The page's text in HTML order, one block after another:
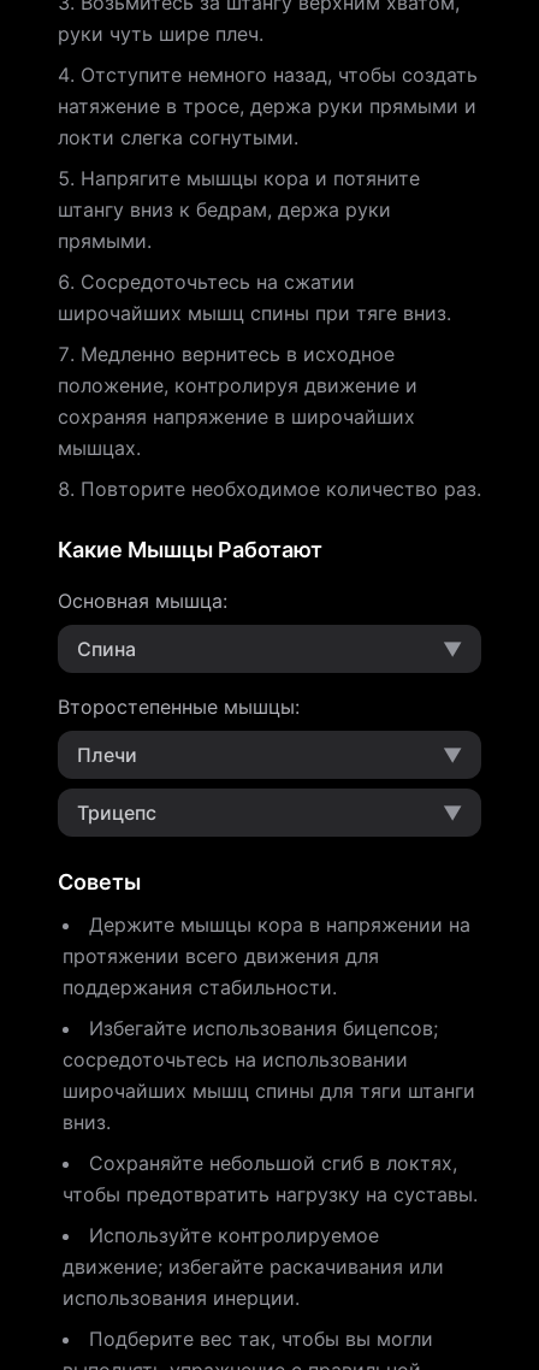
руки чуть шире плеч.
Отступите немного назад, чтобы создать
натяжение в тросе, держа руки прямыми и
локти слегка согнутыми.
Напрягите мышцы кора и потяните
штангу вниз к бедрам, держа руки
прямыми.
Сосредоточьтесь на сжатии
широчайших мышц спины при тяге вниз.
Медленно вернитесь в исходное
положение, контролируя движение и
сохраняя напряжение в широчайших
мышцах.
Повторите необходимое количество раз.
Какие Мышцы Работают
Основная мышца:
Спина
▼
Второстепенные мышцы:
Плечи
▼
Трицепс ▼
Советы
Держите мышцы кора в напряжении на
протяжении всего движения для
поддержания стабильности.
Избегайте использования бицепсов;
сосредоточьтесь на использовании
широчайших мышц спины для тяги штанги
вниз.
Сохраняйте небольшой сгиб в локтях,
чтобы предотвратить нагрузку на суставы.
Используйте контролируемое
движение; избегайте раскачивания или
использования инерции.
Подберите вес так, чтобы вы могли